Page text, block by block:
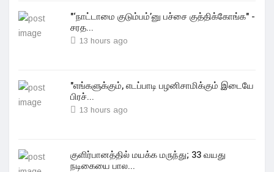
"‘நாட்டாமை குடும்பம்’னு பச்சை குத்திக்கோங்க" -
சரத...
13 hours ago
"எங்களுக்கும், எடப்பாடி பழனிசாமிக்கும் இடையே
பிரச்...
13 hours ago
குளிர்பானத்தில் மயக்க மருந்து; 33 வயது
நடிகையை பால...